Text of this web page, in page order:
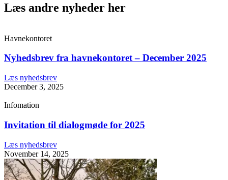
Læs andre nyheder her
Havnekontoret
Nyhedsbrev fra havnekontoret – December 2025
Læs nyhedsbrev
December 3, 2025
Infomation
Invitation til dialogmøde for 2025
Læs nyhedsbrev
November 14, 2025